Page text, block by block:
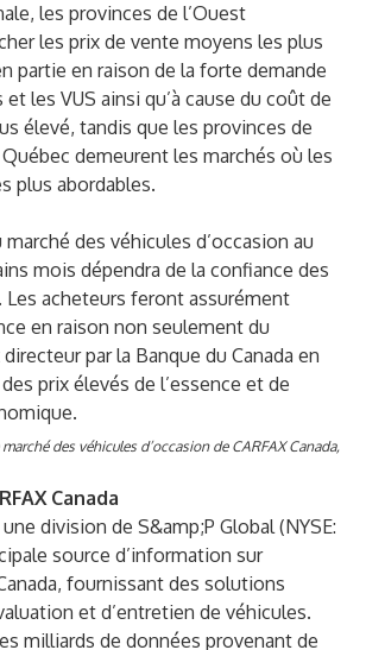
les provinces de l’Ouest
les prix de vente moyens les plus
partie en raison de la forte demande
les VUS ainsi qu’à cause du coût de
élevé, tandis que les provinces de
demeurent les marchés où les
plus abordables.
des véhicules d’occasion au
mois dépendra de la confiance des
acheteurs feront assurément
en raison non seulement du
par la Banque du Canada en
prix élevés de l’essence et de
des véhicules d’occasion de CARFAX Canada,
Canada
une division de S&amp;P Global (NYSE:
source d’information sur
fournissant des solutions
et d’entretien de véhicules.
milliards de données provenant de